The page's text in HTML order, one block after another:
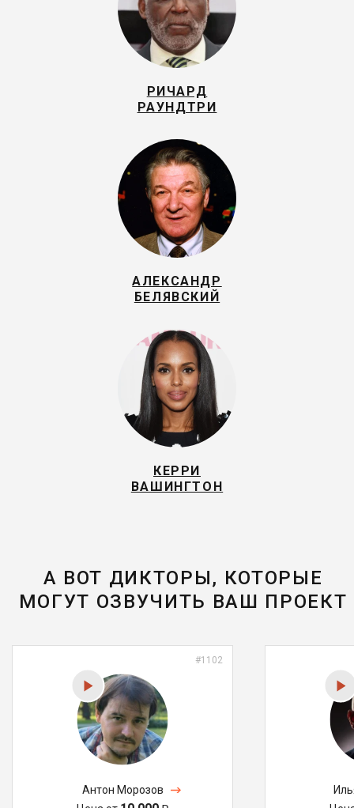
РИЧАРД
РАУНДТРИ
АЛЕКСАНДР
БЕЛЯВСКИЙ
КЕРРИ
ВАШИНГТОН
А ВОТ ДИКТОРЫ, КОТОРЫЕ
МОГУТ ОЗВУЧИТЬ ВАШ ПРОЕКТ
#1102
Антон Морозов